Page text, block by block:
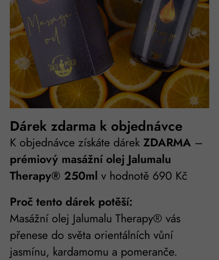
Dárek zdarma k objednávce
K objednávce získáte dárek ZDARMA –
prémiový masážní olej Jalumalu
Therapy® 250ml v hodnotě 690 Kč
Proč tento dárek potěší:
Masážní olej Jalumalu Therapy® vás
přenese do světa orientálních vůní
jasmínu, kardamomu a pomeranče.